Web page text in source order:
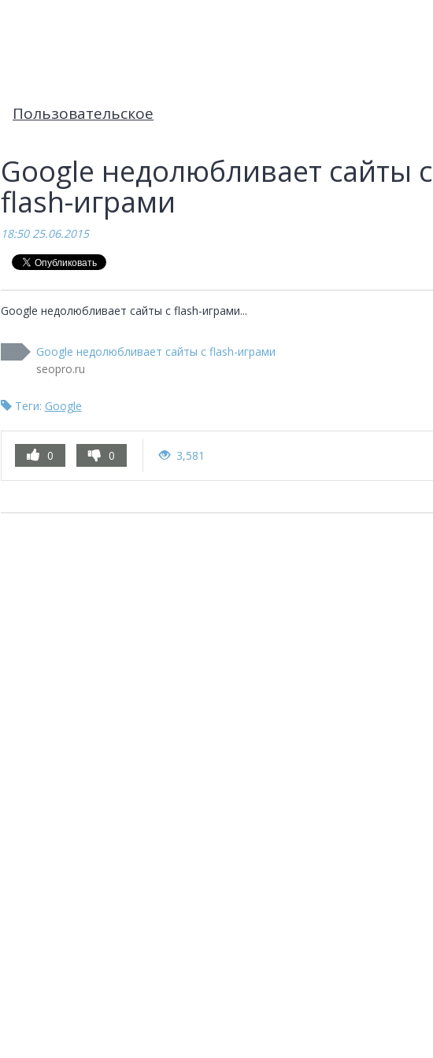
Пользовательское
Google недолюбливает сайты с
flash-играми
18:50 25.06.2015
Google недолюбливает сайты с flash-играми...
Google недолюбливает сайты с flash-играми
seopro.ru
Теги: Google
0 0 3,581